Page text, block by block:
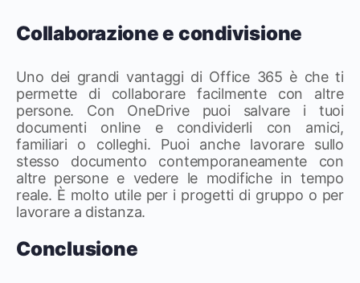
Collaborazione e condivisione
Uno dei grandi vantaggi di Office 365 è che ti
permette di collaborare facilmente con altre
persone. Con OneDrive puoi salvare i tuoi
documenti online e condividerli con amici,
familiari o colleghi. Puoi anche lavorare sullo
stesso documento contemporaneamente con
altre persone e vedere le modifiche in tempo
reale. È molto utile per i progetti di gruppo o per
lavorare a distanza.
Conclusione